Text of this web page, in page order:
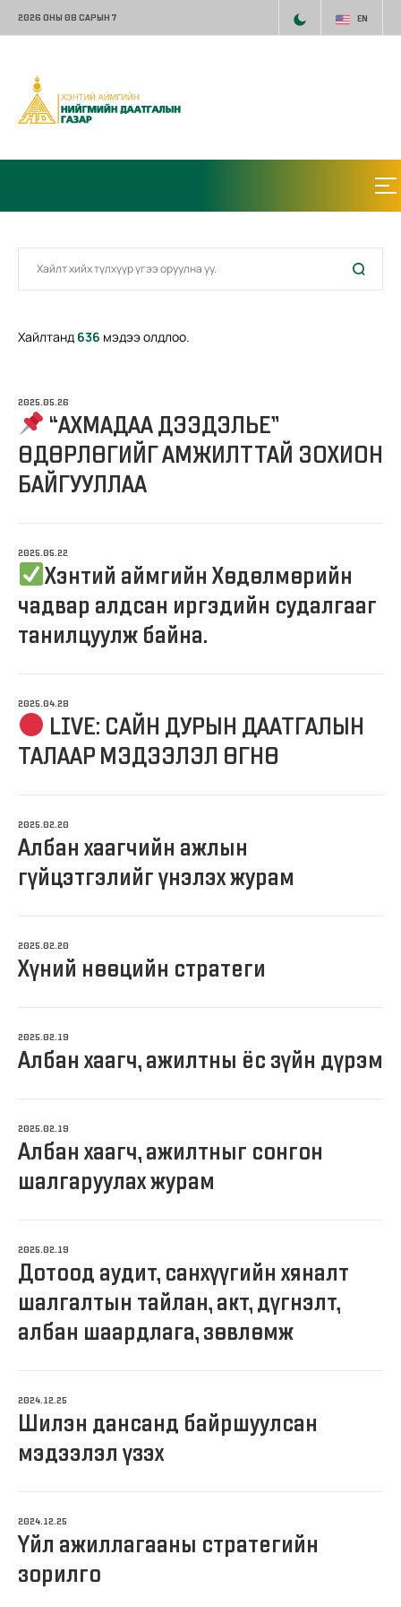
2026 ОНЫ 08 САРЫН 7 EN
Хайлтанд 636 мэдээ олдлоо.
2025.05.26
“АХМАДАА ДЭЭДЭЛЬЕ”
ӨДӨРЛӨГИЙГ АМЖИЛТТАЙ ЗОХИОН
БАЙГУУЛЛАА
2025.05.22
Хэнтий аймгийн Хөдөлмөрийн
чадвар алдсан иргэдийн судалгааг
танилцуулж байна.
2025.04.28
LIVE: САЙН ДУРЫН ДААТГАЛЫН
ТАЛААР МЭДЭЭЛЭЛ ӨГНӨ
2025.02.20
Албан хаагчийн ажлын
гүйцэтгэлийг үнэлэх журам
2025.02.20
Хүний нөөцийн стратеги
2025.02.19
Албан хаагч, ажилтны ёс зүйн дүрэм
2025.02.19
Албан хаагч, ажилтныг сонгон
шалгаруулах журам
2025.02.19
Дотоод аудит, санхүүгийн хяналт
шалгалтын тайлан, акт, дүгнэлт,
албан шаардлага, зөвлөмж
2024.12.25
Шилэн дансанд байршуулсан
мэдээлэл үзэх
2024.12.25
Үйл ажиллагааны стратегийн
зорилго